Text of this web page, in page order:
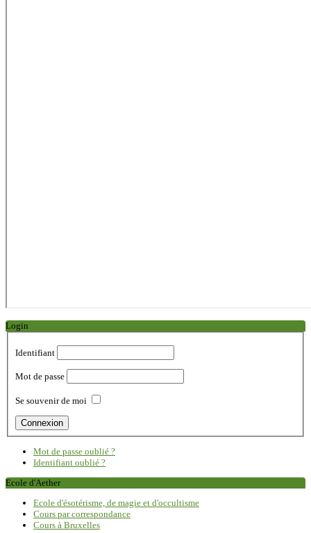
Login
Identifiant
Mot de passe
Se souvenir de moi
Mot de passe oublié ?
Identifiant oublié ?
Ecole d'Aether
Ecole d'ésotérisme, de magie et d'occultisme
Cours par correspondance
Cours à Bruxelles